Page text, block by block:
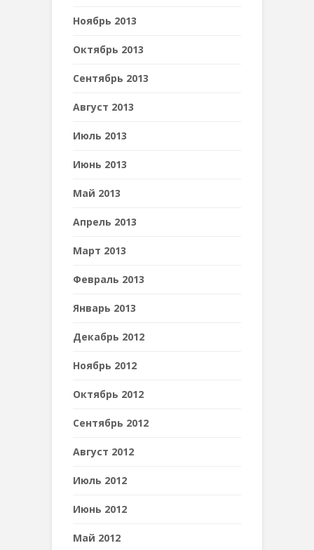
Ноябрь 2013
Октябрь 2013
Сентябрь 2013
Август 2013
Июль 2013
Июнь 2013
Май 2013
Апрель 2013
Март 2013
Февраль 2013
Январь 2013
Декабрь 2012
Ноябрь 2012
Октябрь 2012
Сентябрь 2012
Август 2012
Июль 2012
Июнь 2012
Май 2012